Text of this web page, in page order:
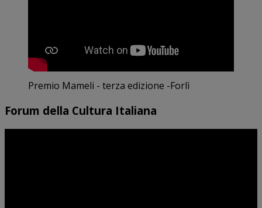
Premio Mameli - terza edizione -Forlì
Forum della Cultura Italiana